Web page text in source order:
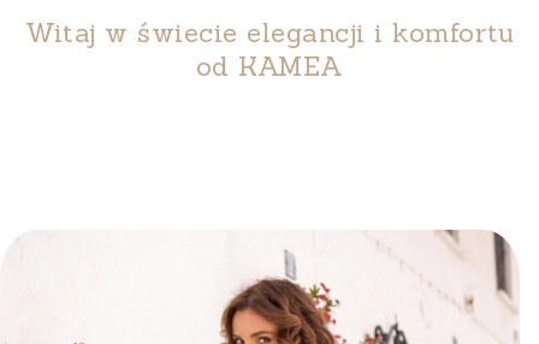
Witaj w świecie elegancji i komfortu
od KAMEA